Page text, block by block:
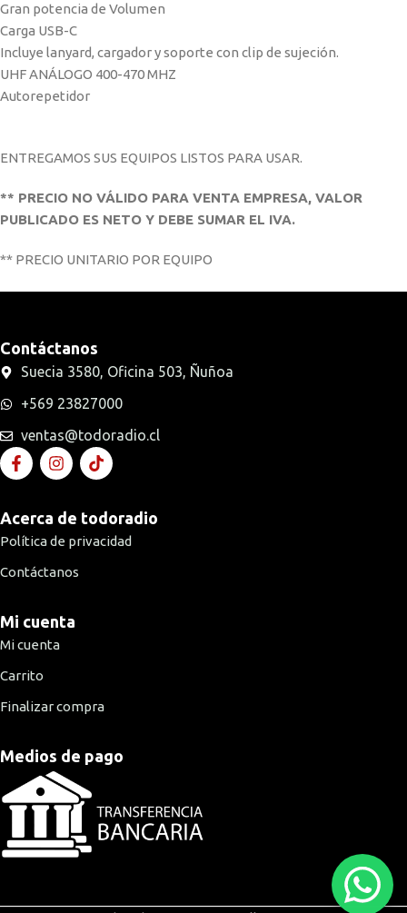
Gran potencia de Volumen
Carga USB-C
Incluye lanyard, cargador y soporte con clip de sujeción.
UHF ANÁLOGO 400-470 MHZ
Autorepetidor
ENTREGAMOS SUS EQUIPOS LISTOS PARA USAR.
** PRECIO NO VÁLIDO PARA VENTA EMPRESA, VALOR
PUBLICADO ES NETO Y DEBE SUMAR EL IVA.
** PRECIO UNITARIO POR EQUIPO
Contáctanos
Suecia 3580, Oficina 503, Ñuñoa
+569 23827000
ventas@todoradio.cl
Acerca de todoradio
Política de privacidad
Contáctanos
Mi cuenta
Mi cuenta
Carrito
Finalizar compra
Medios de pago